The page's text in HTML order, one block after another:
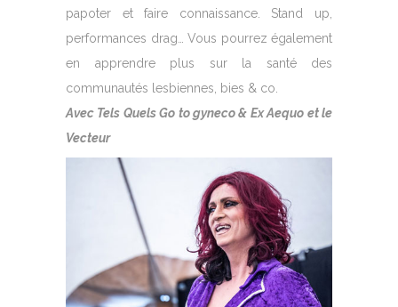
papoter et faire connaissance. Stand up,
performances drag… Vous pourrez également
en apprendre plus sur la santé des
communautés lesbiennes, bies & co.
Avec Tels Quels Go to gyneco & Ex Aequo et le
Vecteur